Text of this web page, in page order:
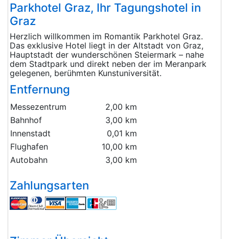
Parkhotel Graz, Ihr Tagungshotel in
Graz
Herzlich willkommen im Romantik Parkhotel Graz.
Das exklusive Hotel liegt in der Altstadt von Graz,
Hauptstadt der wunderschönen Steiermark – nahe
dem Stadtpark und direkt neben der im Meranpark
gelegenen, berühmten Kunstuniversität.
Entfernung
Messezentrum
2,00 km
Bahnhof
3,00 km
Innenstadt
0,01 km
Flughafen
10,00 km
Autobahn
3,00 km
Zahlungsarten